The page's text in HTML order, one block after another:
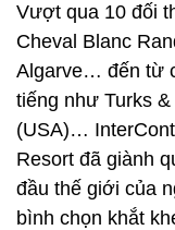
Vượt qua 10 đối
Cheval Blanc
Algarve… đến từ
tiếng như Turks
(USA)…
Resort đã giành
đầu thế giới của
bình chọn khắt